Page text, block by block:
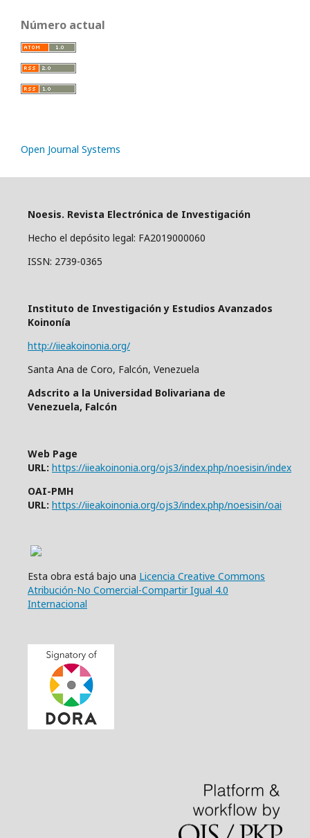
Número actual
Open Journal Systems
Noesis. Revista Electrónica de Investigación
Hecho el depósito legal: FA2019000060
ISSN: 2739-0365
Instituto de Investigación y Estudios Avanzados
Koinonía
http://iieakoinonia.org/
Santa Ana de Coro, Falcón, Venezuela
Adscrito a la Universidad Bolivariana de
Venezuela, Falcón
Web Page
URL: https://iieakoinonia.org/ojs3/index.php/noesisin/index
OAI-PMH
URL: https://iieakoinonia.org/ojs3/index.php/noesisin/oai
Esta obra está bajo una Licencia Creative Commons
Atribución-No Comercial-Compartir Igual 4.0
Internacional